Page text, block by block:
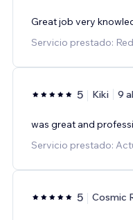
Great job very
Servicio prestado:
5 Kiki 9
was great and
Servicio prestado:
5 Cosmic